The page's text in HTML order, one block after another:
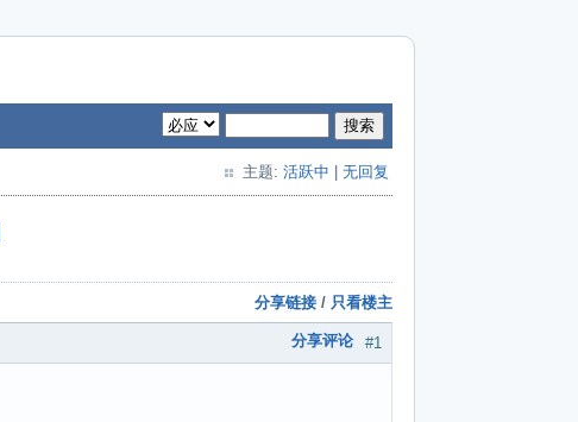
搜索
主题: 活跃中 无回复
分享链接 / 只看楼主
#1
分享评论